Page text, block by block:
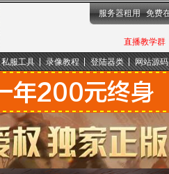
直播教学群
服务器租用 免费
私服工具 录像教程 登陆器类 网站源码